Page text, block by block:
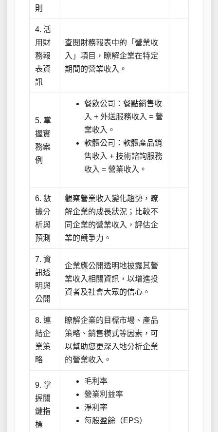
則
4. 活
用財
務報
表資
訊
查閱財務報表中的「營業收
入」項目，瞭解企業在特定
期間的營業收入。
5. 掌
握實
務案
例
餐飲公司：餐點銷售收
入 + 外送服務收入 = 營
業收入。
軟體公司：軟體產品銷
售收入 + 技術諮詢服務
收入 = 營業收入。
6. 數
據分
析與
預測
觀察營業收入變化趨勢，瞭
解企業的成長狀況；比較不
同企業的營業收入，評估企
業的競爭力。
7. 資
訊透
明與
公開
企業應公開透明地披露其營
業收入相關資訊，以增進投
資者及社會大眾的信心。
8. 連
結企
業策
略
瞭解企業的目標市場、產品
策略、銷售模式等因素，可
以幫助您更深入地分析企業
的營業收入。
9. 掌
握關
鍵指
標
毛利率
營業利益率
淨利率
每股盈餘（EPS）